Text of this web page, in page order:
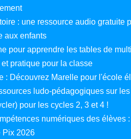
: une ressource audio gratuite
aux enfants
pour apprendre les tables de
pratique pour la classe
: Découvrez Marelle pour l'école
ludo-pédagogiques sur
pour les cycles 2, 3 et 4 !
numériques des élèves
Pix 2026